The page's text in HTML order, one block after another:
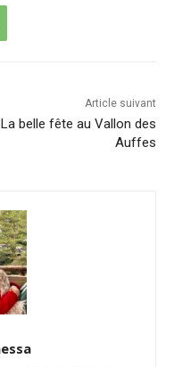
Article suivant
La belle fête au Vallon des
Auffes